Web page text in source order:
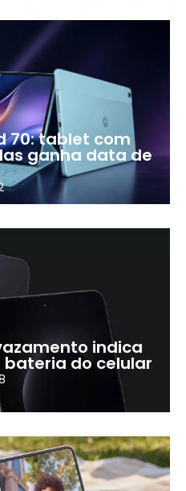
70: tablet com
ganha data de
indica
do celular